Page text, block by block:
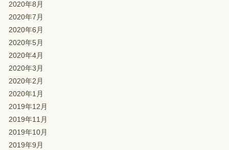
2020年8月
2020年7月
2020年6月
2020年5月
2020年4月
2020年3月
2020年2月
2020年1月
2019年12月
2019年11月
2019年10月
2019年9月